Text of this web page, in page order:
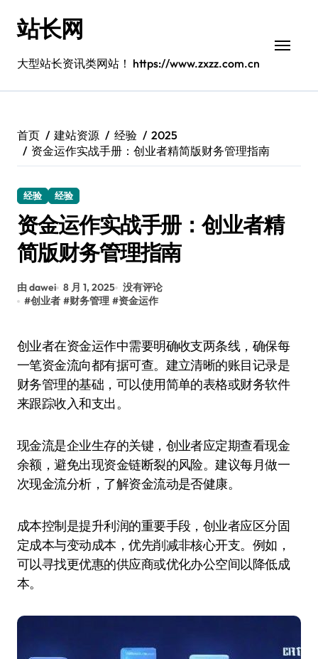
站长网
大型站长资讯类网站！ https://www.zxzz.com.cn
首页 建站资源 经验
2025
资金运作实战手册：创业者精简版财务管理指南
经验 经验
资金运作实战手册：创业者精
简版财务管理指南
由 dawei 8 月 1, 2025 没有评论
#创业者 #财务管理 #资金运作
创业者在资金运作中需要明确收支两条线，确保每
一笔资金流向都有据可查。建立清晰的账目记录是
财务管理的基础，可以使用简单的表格或财务软件
来跟踪收入和支出。
现金流是企业生存的关键，创业者应定期查看现金
余额，避免出现资金链断裂的风险。建议每月做一
次现金流分析，了解资金流动是否健康。
成本控制是提升利润的重要手段，创业者应区分固
定成本与变动成本，优先削减非核心开支。例如，
可以寻找更优惠的供应商或优化办公空间以降低成
本。